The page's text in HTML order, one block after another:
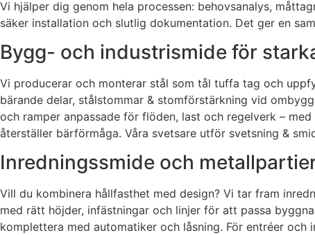
Vi hjälper dig genom hela processen: behovsanalys,
säker installation och slutlig dokumentation. Det ger en
Bygg- och industrismide för
Vi producerar och monterar stål som tål tuffa tag och
bärande delar, stålstommar & stomförstärkning vid
och ramper anpassade för flöden, last och regelverk –
återställer bärförmåga. Våra svetsare utför svetsning &
Inredningssmide och
Vill du kombinera hållfasthet med design? Vi tar fram
med rätt höjder, infästningar och linjer för att passa
komplettera med automatiker och låsning. För entréer